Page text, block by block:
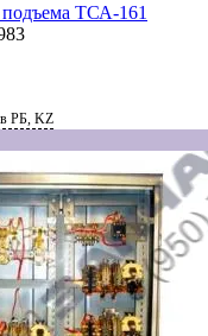
ТСА-161
РБ, KZ